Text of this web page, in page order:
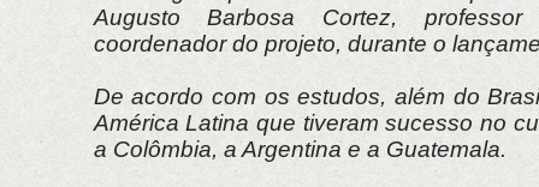
Augusto Barbosa Cortez,
coordenador do projeto, durante o
De acordo com os estudos, além do
América Latina que tiveram sucesso no
a Colômbia, a Argentina e a Guatemala.